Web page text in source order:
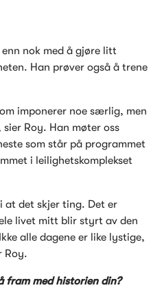
nok med å gjøre litt
Han prøver også å trene
imponerer noe særlig, men
Roy. Han møter oss
som står på programmet
i leilighetskomplekset
det skjer ting. Det er
livet mitt blir styrt av den
alle dagene er like lystige,
Roy.
fram med historien din?